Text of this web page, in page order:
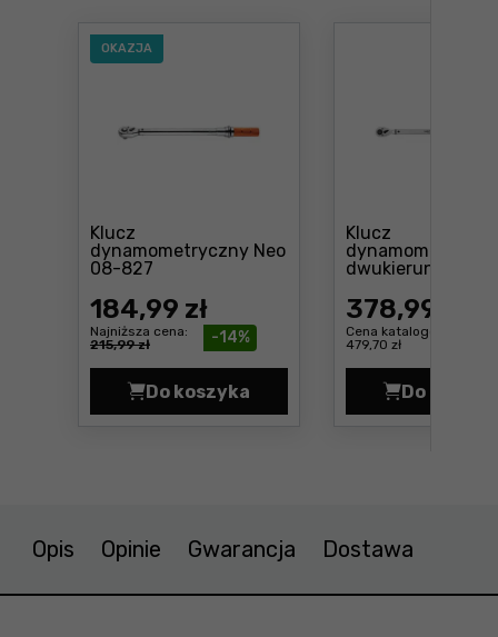
OKAZJA
Klucz
dynamometryczny Neo
08-827
Cena: 184 ,99 zł
184,99 zł
Najniższa cena:
215,99 zł
-14%
Do koszyka
Klucz dynamometryczny Neo 08-
Klucz
dwukierunkowy
378,99 zł
Cena katalogowa:
479,70 zł
Do
Opis Opinie Gwarancja Dostawa